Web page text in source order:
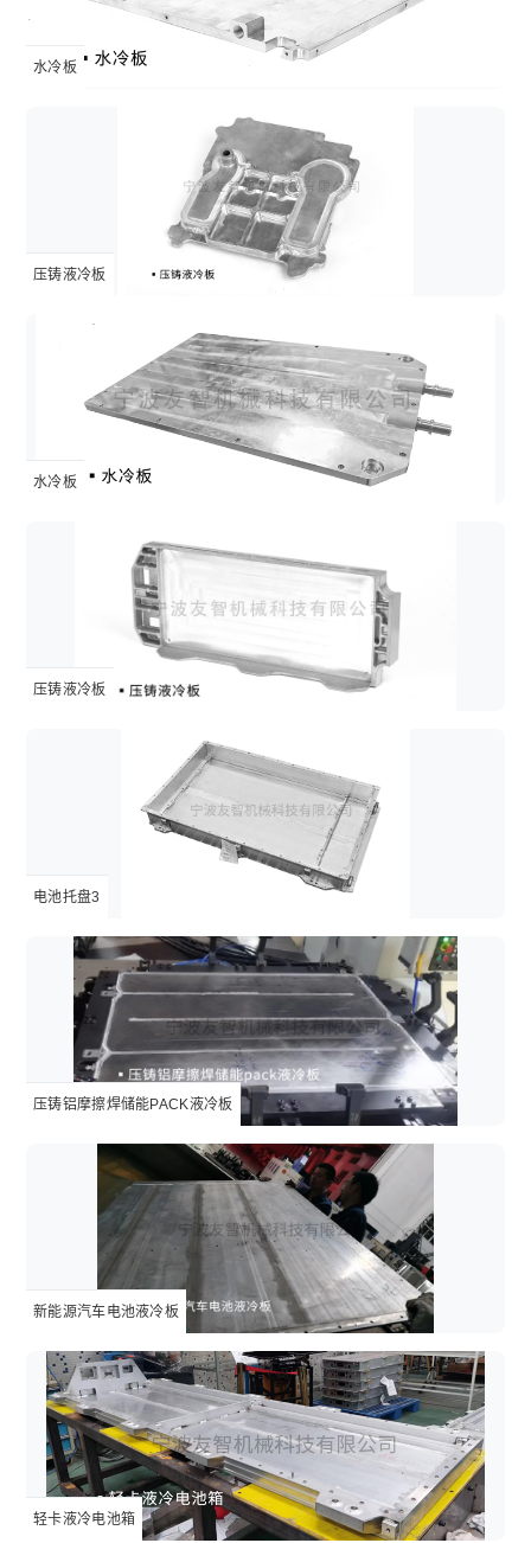
水冷板
压铸液冷板
水冷板
压铸液冷板
电池托盘3
压铸铝摩擦焊储能PACK液冷板
新能源汽车电池液冷板
轻卡液冷电池箱